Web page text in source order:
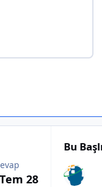
Tem 28
Bu